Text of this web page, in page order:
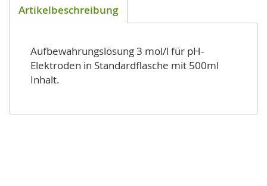
Artikelbeschreibung
Aufbewahrungslösung 3 mol/l für pH-
Elektroden in Standardflasche mit 500ml
Inhalt.